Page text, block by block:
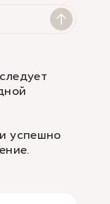
успешно